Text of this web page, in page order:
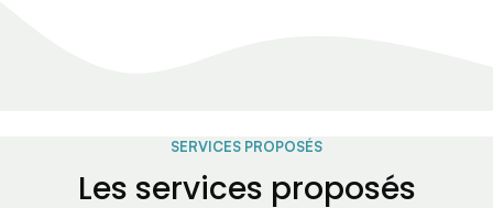
SERVICES PROPOSÉS
Les services proposés